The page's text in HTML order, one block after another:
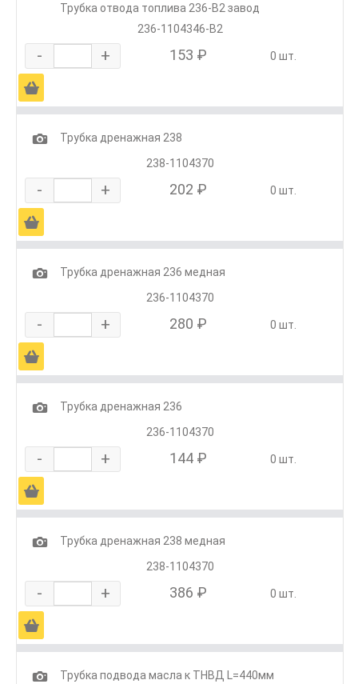
Трубка отвода топлива 236-В2 завод
236-1104346-В2
- + 153 ₽ 0 шт.
Ä
1
Трубка дренажная 238
238-1104370
- + 202 ₽ 0 шт.
Ä
1
Трубка дренажная 236 медная
236-1104370
- + 280 ₽ 0 шт.
Ä
1
Трубка дренажная 236
236-1104370
- + 144 ₽ 0 шт.
Ä
1
Трубка дренажная 238 медная
238-1104370
- + 386 ₽ 0 шт.
Ä
1 Трубка подвода масла к ТНВД L=440мм